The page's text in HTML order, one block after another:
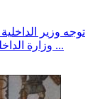
توجه وزير
وزارة الداخلية، برسالة شكر وتقدير لإطارات وأعوان الوزار ...